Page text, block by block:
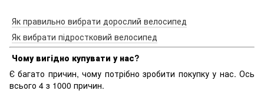
Як правильно вибрати дорослий велосипед
Як вибрати підростковий велосипед
Чому вигідно купувати у нас?
Є багато причин, чому потрібно зробити покупку у нас. Ось
всього 4 з 1000 причин.